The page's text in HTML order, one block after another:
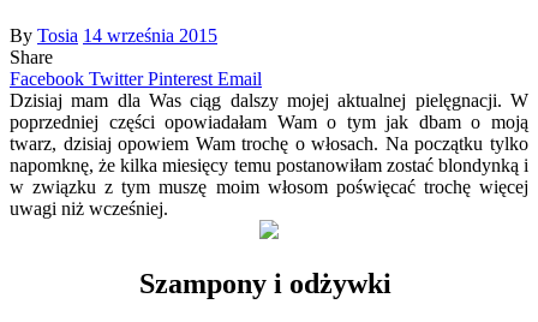
By Tosia 14 września 2015
Share
Facebook Twitter Pinterest Email
Dzisiaj mam dla Was ciąg dalszy mojej aktualnej pielęgnacji. W
poprzedniej części opowiadałam Wam o tym jak dbam o moją
twarz, dzisiaj opowiem Wam trochę o włosach. Na początku tylko
napomknę, że kilka miesięcy temu postanowiłam zostać blondynką i
w związku z tym muszę moim włosom poświęcać trochę więcej
uwagi niż wcześniej.
Szampony i odżywki